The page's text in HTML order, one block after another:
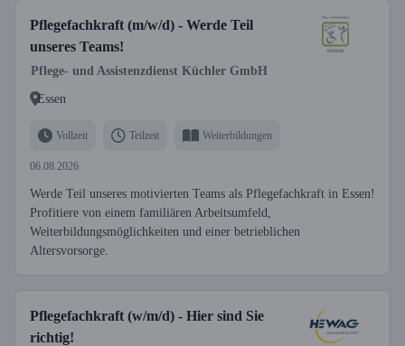
Pflegefachkraft (m/w/d) - Werde Teil
unseres Teams!
Pflege- und Assistenzdienst Küchler GmbH
Essen
Vollzeit Teilzeit Weiterbildungen
06.08.2026
Werde Teil unseres motivierten Teams als Pflegefachkraft in Essen!
Profitiere von einem familiären Arbeitsumfeld,
Weiterbildungsmöglichkeiten und einer betrieblichen
Altersvorsorge.
Pflegefachkraft (w/m/d) - Hier sind Sie
richtig!